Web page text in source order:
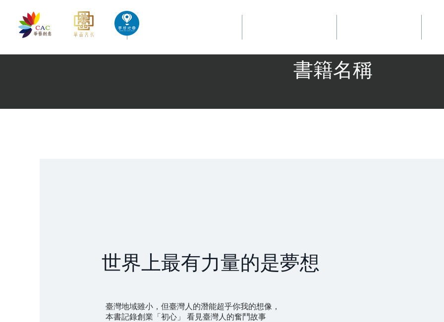
首頁 華藝創意文化出版事業
書籍名稱
世界上最有力量的是夢想
臺灣地域雖小，但臺灣人的潛能超乎你我的想像，
本書記錄創業「初心」 看見臺灣人的奮鬥故事